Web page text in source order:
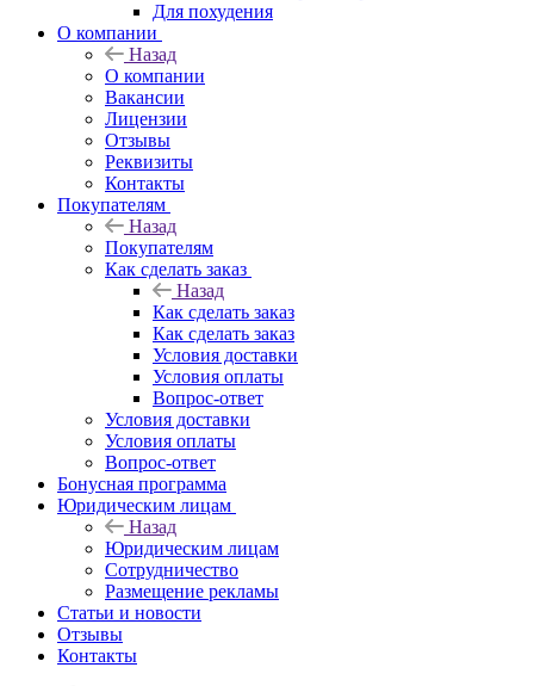
Для похудения
О компании
Назад
О компании
Вакансии
Лицензии
Отзывы
Реквизиты
Контакты
Покупателям
Назад
Покупателям
Как сделать заказ
Назад
Как сделать заказ
Как сделать заказ
Условия доставки
Условия оплаты
Вопрос-ответ
Условия доставки
Условия оплаты
Вопрос-ответ
Бонусная программа
Юридическим лицам
Назад
Юридическим лицам
Сотрудничество
Размещение рекламы
Статьи и новости
Отзывы
Контакты